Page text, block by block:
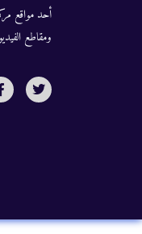
أحد مواقع
ومقاطع